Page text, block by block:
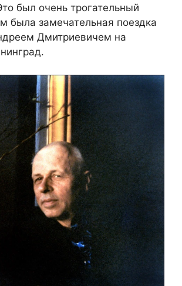
был очень трогательный
была замечательная поездка
Дмитриевичем на